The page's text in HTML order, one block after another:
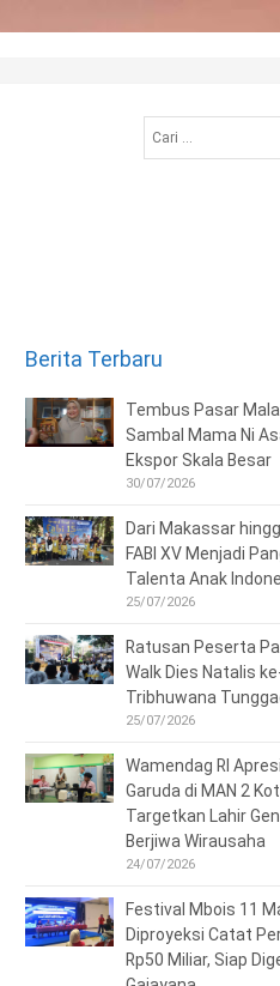
untuk:
Berita Terbaru
Tembus Pasar
Sambal Mama Ni
Ekspor Skala Besar
30/07/2026
Dari Makassar
FABI XV Menjadi
Talenta Anak
25/07/2026
Ratusan Peserta
Walk Dies Natalis
Tribhuwana
25/07/2026
Wamendag RI
Garuda di MAN 2
Targetkan Lahir
Berjiwa Wirausaha
24/07/2026
Festival Mbois 11
Diproyeksi Catat
Rp50 Miliar, Siap